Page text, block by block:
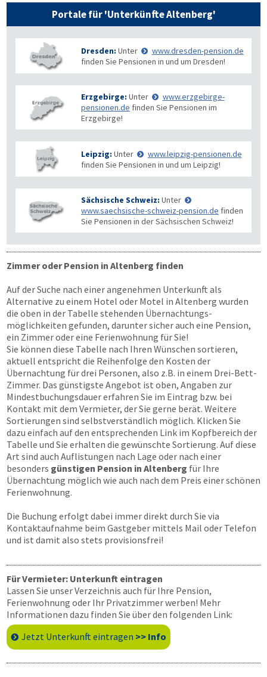
Portale für 'Unterkünfte Altenberg'
Dresden: Unter
www.dresden-pension.de
finden Sie Pensionen in und um Dresden!
Erzgebirge: Unter
www.erzgebirge-
pensionen.de finden Sie Pensionen im
Erzgebirge!
Leipzig: Unter
www.leipzig-pensionen.de
finden Sie Pensionen in und um Leipzig!
Sächsische Schweiz: Unter
www.saechsische-schweiz-pension.de finden
Sie Pensionen in der Sächsischen Schweiz!
Zimmer oder Pension in Altenberg finden
Auf der Suche nach einer angenehmen Unterkunft als
Alternative zu einem Hotel oder Motel in Altenberg wurden
die oben in der Tabelle stehenden Übernachtungs­
möglichkeiten gefunden, darunter sicher auch eine Pension,
ein Zimmer oder eine Ferienwohnung für Sie!
Sie können diese Tabelle nach Ihren Wünschen sortieren,
aktuell entspricht die Reihenfolge den Kosten der
Übernachtung für drei Personen, also z.B. in einem Drei-Bett-
Zimmer. Das günstigste Angebot ist oben, Angaben zur
Mindestbuchungsdauer erfahren Sie im Eintrag bzw. bei
Kontakt mit dem Vermieter, der Sie gerne berät. Weitere
Sortierungen sind selbstverständlich möglich. Klicken Sie
dazu einfach auf den entsprechenden Link im Kopfbereich der
Tabelle und Sie erhalten die gewünschte Sortierung. Auf diese
Art sind auch Auflistungen nach Lage oder nach einer
besonders günstigen Pension in Altenberg für Ihre
Übernachtung möglich wie auch nach dem Preis einer schönen
Ferienwohnung.
Die Buchung erfolgt dabei immer direkt durch Sie via
Kontaktaufnahme beim Gastgeber mittels Mail oder Telefon
und ist damit also stets provisionsfrei!
Für Vermieter: Unterkunft eintragen
Lassen Sie unser Verzeichnis auch für Ihre Pension,
Ferienwohnung oder Ihr Privatzimmer werben! Mehr
Informationen dazu finden Sie über den folgenden Link:
Jetzt Unterkunft eintragen >> Info